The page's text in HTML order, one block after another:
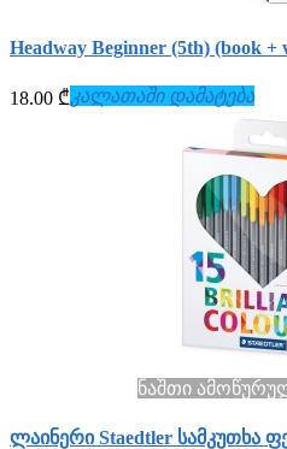
Headway Beginner (5th) (book
18.00 ₾კალათაში დამატება
ნაშთი
ლაინერი Staedtler სამკუთხა